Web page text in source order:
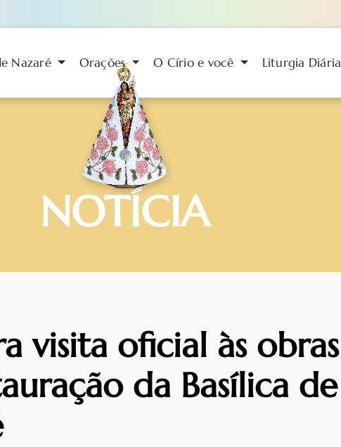
Nazaré Orações O Círio e você Liturgia Diária
NOTÍCIA
visita oficial às obras
da Basílica de